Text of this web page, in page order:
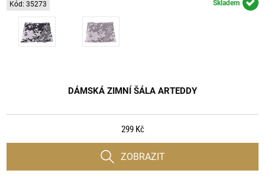
Kód: 35273 Skladem
DÁMSKÁ ZIMNÍ ŠÁLA ARTEDDY
299 Kč
ZOBRAZIT